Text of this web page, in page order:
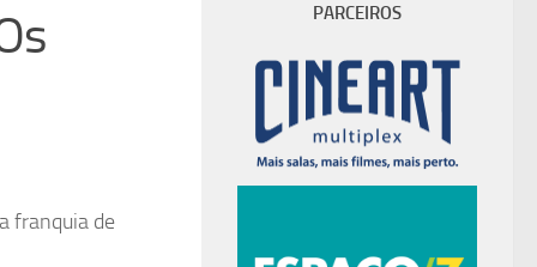
franquia de
PARCEIROS